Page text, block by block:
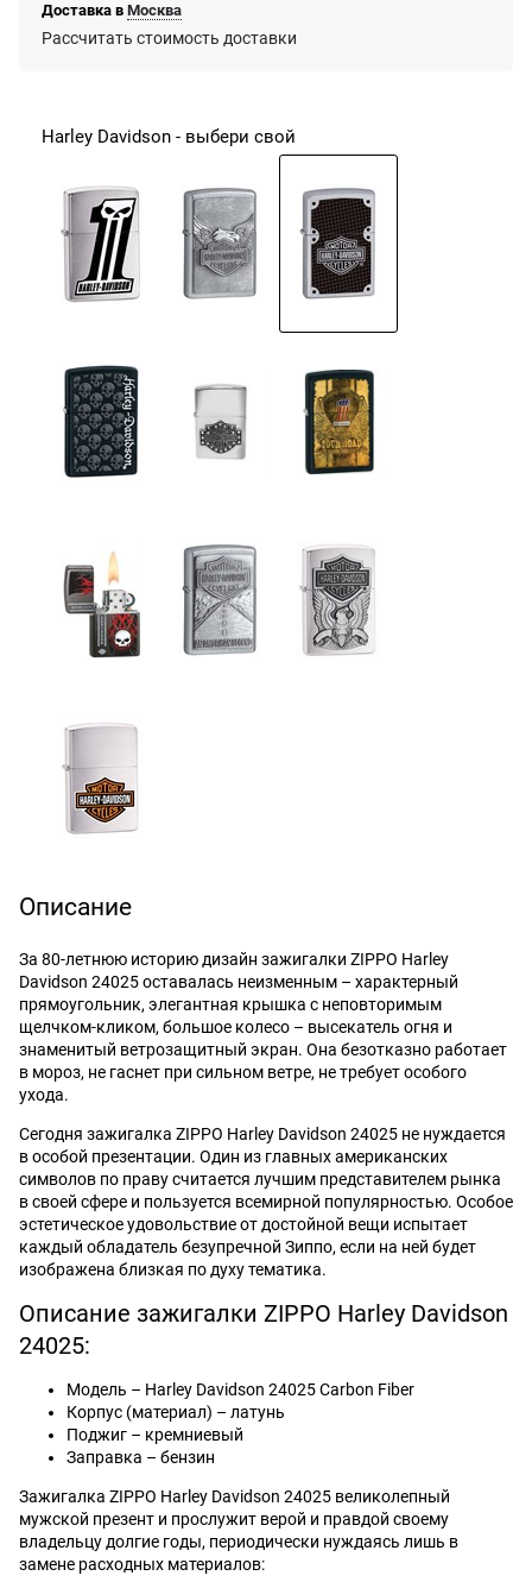
Доставка в Москва
Рассчитать стоимость доставки
Harley Davidson - выбери свой
Описание
За 80-летнюю историю дизайн зажигалки ZIPPO Harley
Davidson 24025 оставалась неизменным – характерный
прямоугольник, элегантная крышка с неповторимым
щелчком-кликом, большое колесо – высекатель огня и
знаменитый ветрозащитный экран. Она безотказно работает
в мороз, не гаснет при сильном ветре, не требует особого
ухода.
Сегодня зажигалка ZIPPO Harley Davidson 24025 не нуждается
в особой презентации. Один из главных американских
символов по праву считается лучшим представителем рынка
в своей сфере и пользуется всемирной популярностью. Особое
эстетическое удовольствие от достойной вещи испытает
каждый обладатель безупречной Зиппо, если на ней будет
изображена близкая по духу тематика.
Описание зажигалки ZIPPO Harley Davidson
24025:
Модель – Harley Davidson 24025 Carbon Fiber
Корпус (материал) – латунь
Поджиг – кремниевый
Заправка – бензин
Зажигалка ZIPPO Harley Davidson 24025 великолепный
мужской презент и прослужит верой и правдой своему
владельцу долгие годы, периодически нуждаясь лишь в
замене расходных материалов: